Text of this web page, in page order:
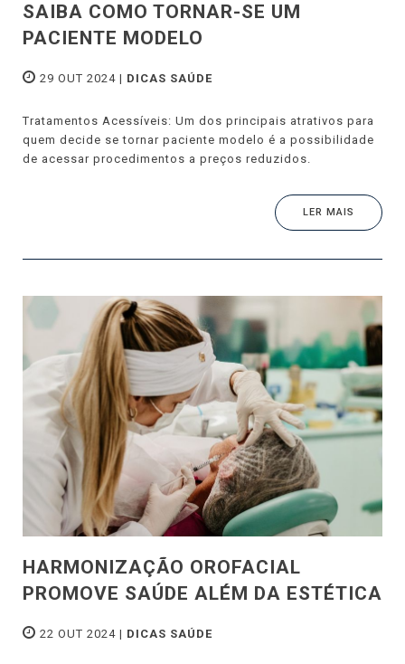
SAIBA COMO TORNAR-SE UM
PACIENTE MODELO
29 OUT 2024 | DICAS SAÚDE
Tratamentos Acessíveis: Um dos principais atrativos para
quem decide se tornar paciente modelo é a possibilidade
de acessar procedimentos a preços reduzidos.
LER MAIS
HARMONIZAÇÃO OROFACIAL
PROMOVE SAÚDE ALÉM DA ESTÉTICA
22 OUT 2024 | DICAS SAÚDE